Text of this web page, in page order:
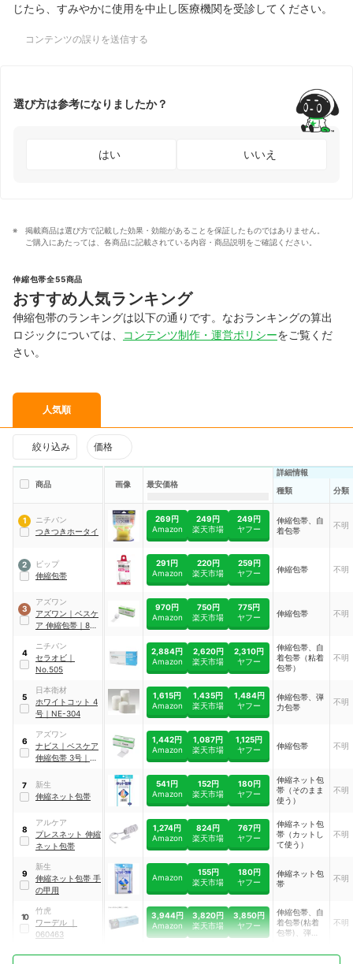
じたら、すみやかに使用を中止し医療機関を受診してください。
コンテンツの誤りを送信する
選び方は参考になりましたか？
はい いいえ
掲載商品は選び方で記載した効果・効能があることを保証したものではありません。
ご購入にあたっては、各商品に記載されている内容・商品説明をご確認ください。
伸縮包帯全55商品
おすすめ人気ランキング
伸縮包帯のランキングは以下の通りです。なおランキングの算出
ロジックについては、
コンテンツ制作・運営ポリシーをご覧くだ
さい。
人気順
絞り込み 価格
商品 画像 最安価格
詳細情報
種類
分類
1
ニチバン
つきつきホータイ
269円
Amazon
249円
楽天市場
249円
ヤフー
伸縮包帯、自
着包帯
不明
2
ピップ
伸縮包帯
291円
Amazon
220円
楽天市場
259円
ヤフー
伸縮包帯 不明
3
アズワン
アズワン ｜ ベスケ
ア 伸縮包帯 ｜ 8-
970円
Amazon
750円
楽天市場
775円
ヤフー
伸縮包帯 不明
4
ニチバン
セラオビ ｜
No.505
2,884円
Amazon
2,620円
楽天市場
2,310円
ヤフー
伸縮包帯、自
着包帯（粘着
包帯）
不明
5
日本衛材
ホワイトコット 4
号 ｜ NE-304
1,615円
Amazon
1,435円
楽天市場
1,484円
ヤフー
伸縮包帯、弾
力包帯
不明
6
アズワン
ナビス ｜ ベスケア
伸縮包帯 3号 ｜
1,442円
Amazon
1,087円
楽天市場
1,125円
ヤフー
伸縮包帯 不明
7
新生
伸縮ネット包帯
541円
Amazon
152円
楽天市場
180円
ヤフー
伸縮ネット包
帯（そのまま
使う）
不明
8
アルケア
プレスネット 伸縮
ネット包帯
1,274円
Amazon
824円
楽天市場
767円
ヤフー
伸縮ネット包
帯（カットし
て使う）
不明
9
新生
伸縮ネット包帯 手
の甲用
Amazon
155円
楽天市場
180円
ヤフー
伸縮ネット包
帯
不明
10
竹虎
ワーデル ｜
060463
3,944円
Amazon
3,820円
楽天市場
3,850円
ヤフー
伸縮包帯、自
着包帯(粘着
包帯)、弾力
不明